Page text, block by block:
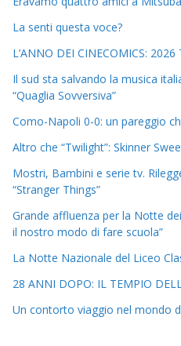
La senti questa voce?
L’ANNO DEI CINECOMICS: 2026
Il sud sta salvando la musica
“Quaglia Sovversiva”
Como-Napoli 0-0: un pareggio
Altro che “Twilight”: Skinner
Mostri, Bambini e serie tv.
“Stranger Things”
Grande affluenza per la Notte
il nostro modo di fare scuola”
La Notte Nazionale del Liceo
28 ANNI DOPO: IL TEMPIO
Un contorto viaggio nel mondo